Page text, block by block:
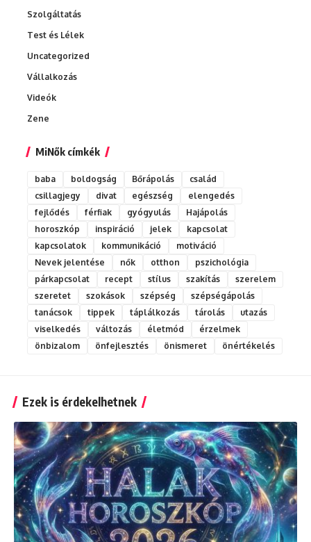
Szolgáltatás
Test és Lélek
Uncategorized
Vállalkozás
Videók
Zene
MiNők címkék
baba boldogság Bőrápolás
család
csillagjegy
divat egészség
elengedés
fejlődés
férfiak gyógyulás
Hajápolás
horoszkóp
inspiráció jelek
kapcsolat
kapcsolatok
kommunikáció
motiváció
Nevek jelentése
nők otthon
pszichológia
párkapcsolat
recept stílus szakítás
szerelem
szeretet
szokások szépség
szépségápolás
tanácsok
tippek táplálkozás tárolás
utazás
viselkedés
változás életmód
érzelmek
önbizalom
önfejlesztés önismeret önértékelés
Ezek is érdekelhetnek